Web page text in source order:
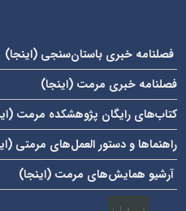
فصلنامه خبری باستان‌سنجی ( اینجا)
فصلنامه خبری مرمت ( اینجا)
کتاب‌های رایگان پژوهشکده مرمت (
راهنماها و دستور العمل‌های مرمتی (
آرشیو همایش‌های مرمت ( اینجا)